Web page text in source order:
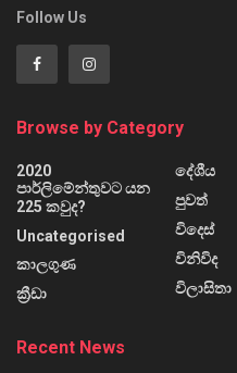
Follow Us
Browse by Category
2020
පාර්ලිමේන්තුවට යන
225 කවුද?
Uncategorised
කාලගුණ
ක්‍රීඩා
දේශීය
පුවත්
විදෙස්
විනිවිද
විලාසිතා
Recent News